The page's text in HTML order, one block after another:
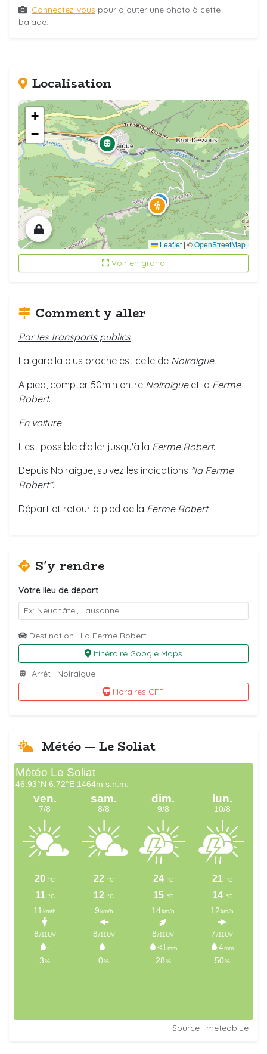
Connectez-vous pour ajouter une photo à cette
balade.
Localisation
+
−
Leaflet|©OpenStreetMap
Voir en grand
Comment y aller
Par les transports publics
La gare la plus proche est celle de Noiraigue.
A pied, compter 50min entre Noiraigue et la Ferme
Robert.
En voiture
Il est possible d'aller jusqu'à la Ferme Robert.
Depuis Noiraigue, suivez les indications "la Ferme
Robert".
Départ et retour à pied de la Ferme Robert.
S'y rendre
Votre lieu de départ
Destination : La Ferme Robert
Itinéraire Google Maps
Arrêt : Noiraigue
Horaires CFF
Météo — Le Soliat
Source : meteoblue